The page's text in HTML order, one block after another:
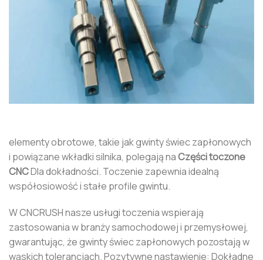
elementy obrotowe, takie jak gwinty świec zapłonowych
i powiązane wkładki silnika, polegają naCzęści toczone
CNCDla dokładności. Toczenie zapewnia idealną
współosiowość i stałe profile gwintu.
W CNCRUSH nasze usługi toczenia wspierają
zastosowania w branży samochodowej i przemysłowej,
gwarantując, że gwinty świec zapłonowych pozostają w
wąskich tolerancjach. Pozytywne nastawienie: Dokładne